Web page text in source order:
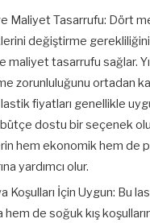
Maliyet Tasarrufu: Dört
değiştirme
maliyet tasarrufu sağlar.
zorunluluğunu ortadan
fiyatları genellikle
dostu bir seçenek
hem ekonomik hem de
yardımcı olur.
Koşulları İçin Uygun: Bu
hem de soğuk kış